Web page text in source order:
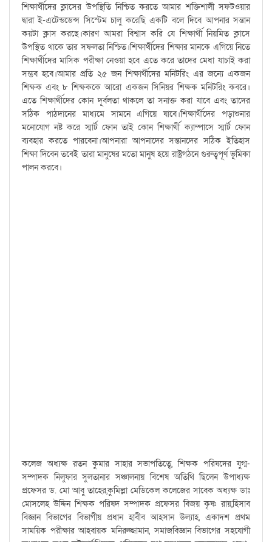
শিক্ষার্থীদের ক্লাসের উপস্থিতি নিশ্চিত করতে আমার শক্তিশালী সফটওয়ার
দ্বারা ই-এটেন্ডডেন্স সিস্টেম চালু করেছি একটি বলে দিবে আপনার সন্তান
কয়টা ক্লাস করছে।কারণ আমরা বিশ্বাস করি যে শিক্ষার্থী নিয়মিত ক্লাসে
উপস্থিত থাকে তার সফলতা নিশ্চিত।শিক্ষার্থীদের শিক্ষার মানকে এগিয়ে নিতে
শিক্ষার্থীদের মাসিক পরীক্ষা নেওয়া হবে এতে করে তাদের মেধা যাচাই করা
সম্ভব হবে।আমার প্রতি ২৫ জন শিক্ষার্থীদের মনিটরিং এর জন্যে একজন
শিক্ষক এবং ৮ শিক্ষককে আরো একজন সিনিয়র শিক্ষক মনিটরিং কবরে।
এতে শিক্ষার্থীদের কোন দূর্বলতা থাকলে তা সনাক্ত করা যাবে এবং তাদের
সঠিক পাঠদানের মাধ্যমে সামনে এগিয়ে যাবে।শিক্ষার্থীদের পড়াশুনার
মনোযোগ নষ্ট করে স্মার্ট ফোন তাই কোন শিক্ষার্থী ক্যাম্পাসে স্মার্ট ফোন
ব্যবহার করতে পারবেনা।আপনারা আপনাদের সন্তানদের সঠিক ইতিহাস
শিক্ষা দিবেন তবেই তারা মানুষের মতো মানুষ হয়ে রাষ্ট্রগঠনে গুরুত্বপূর্ণ ভূমিকা
পালন করবে।
কলেজ অধ্যক্ষ রতন কুমার সাহার সভাপতিত্বে, শিক্ষক পরিষদের যুগ্ম-
সম্পাদক নিলুফার সুলতানার সঞ্চালনায় বিশেষ অতিথি ছিলেন উপাধ্যক্ষ
প্রফেসর ড. মো আবু তাহের,কুমিল্লা মেডিকেল কলেজের সাবেক অধ্যক্ষ ডাঃ
মোসলেহ উদ্দিন শিক্ষক পরিষদ সম্পাদক প্রফেসর বিজয় কৃষ্ণ রায়,হিসাব
বিজ্ঞান বিভাগের বিভাগীয় প্রধান হাবীব আহসান উল্যাহ, একাদশ প্রথম
সাময়িক পরীক্ষার আহবায়ক মনিরুজ্জামান, সমাজবিজ্ঞান বিভাগের সহযোগী